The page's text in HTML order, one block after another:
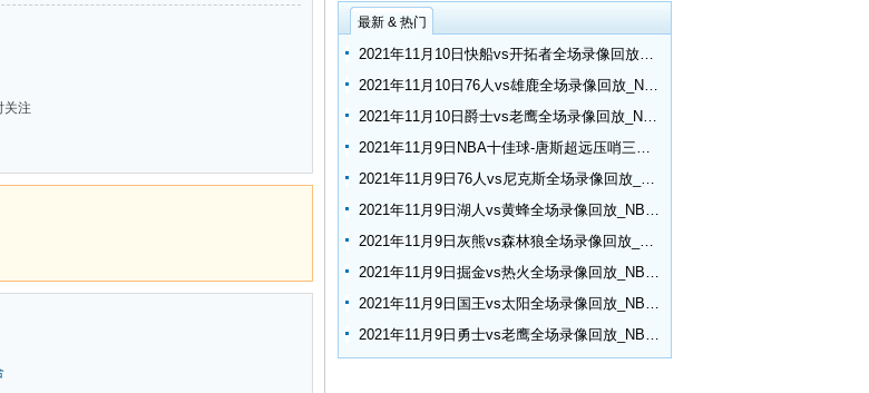
关注
最新 & 热门
2021年11月10日快船vs开拓者全场录像回放_NBA常规赛
2021年11月10日76人vs雄鹿全场录像回放_NBA常规赛
2021年11月10日爵士vs老鹰全场录像回放_NBA常规赛
2021年11月9日NBA十佳球-唐斯超远压哨三分 小乔丹空接隔扣
2021年11月9日76人vs尼克斯全场录像回放_NBA常规赛
2021年11月9日湖人vs黄蜂全场录像回放_NBA常规赛
2021年11月9日灰熊vs森林狼全场录像回放_NBA常规赛
2021年11月9日掘金vs热火全场录像回放_NBA常规赛
2021年11月9日国王vs太阳全场录像回放_NBA常规赛
2021年11月9日勇士vs老鹰全场录像回放_NBA常规赛